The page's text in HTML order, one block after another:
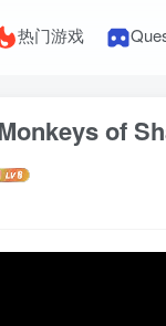
热门游戏
of